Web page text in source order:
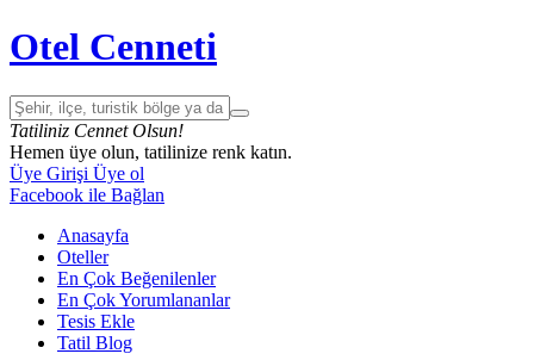
Otel Cenneti
Tatiliniz Cennet Olsun!
Hemen üye olun, tatilinize renk katın.
Üye Girişi Üye ol
Facebook ile Bağlan
Anasayfa
Oteller
En Çok Beğenilenler
En Çok Yorumlananlar
Tesis Ekle
Tatil Blog